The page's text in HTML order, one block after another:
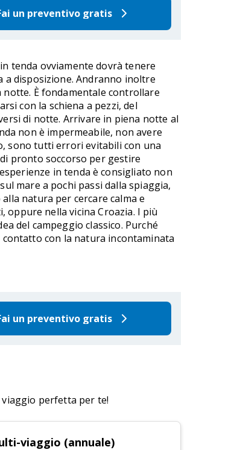
un preventivo gratis
tenda ovviamente dovrà tenere
a disposizione. Andranno inoltre
È fondamentale controllare
con la schiena a pezzi, del
di notte. Arrivare in piena notte al
non è impermeabile, non avere
sono tutti errori evitabili con una
pronto soccorso per gestire
in tenda è consigliato non
mare a pochi passi dalla spiaggia,
natura per cercare calma e
oppure nella vicina Croazia. I più
del campeggio classico. Purché
con la natura incontaminata
un preventivo gratis
viaggio perfetta per te!
viaggio (annuale)